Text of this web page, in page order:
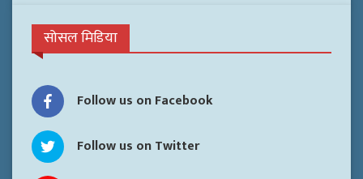
सोसल मिडिया
Follow us on Facebook
Follow us on Twitter